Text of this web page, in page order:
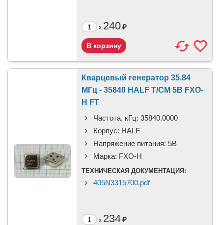
x 240₽
Кварцевый генератор 35.84
МГц - 35840 HALF T/CM 5В FXO-
H FT
Частота, кГц: 35840.0000
Корпус: HALF
Напряжение питания: 5В
Марка: FXO-H
ТЕХНИЧЕСКАЯ ДОКУМЕНТАЦИЯ:
405N3315700.pdf
x 234₽